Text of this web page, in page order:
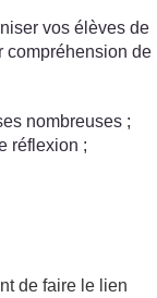
vos élèves de
compréhension de
nombreuses ;
réflexion ;
de faire le lien